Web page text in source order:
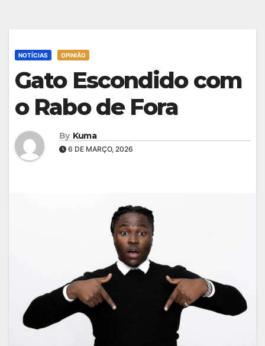
NOTÍCIAS OPINIÃO
Gato Escondido com
o Rabo de Fora
By Kuma
6 DE MARÇO, 2026